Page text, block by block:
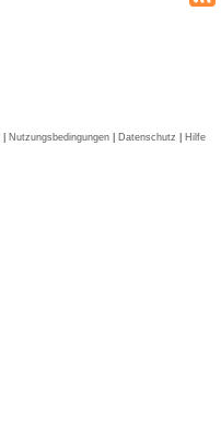
| Nutzungsbedingungen | Datenschutz | Hilfe